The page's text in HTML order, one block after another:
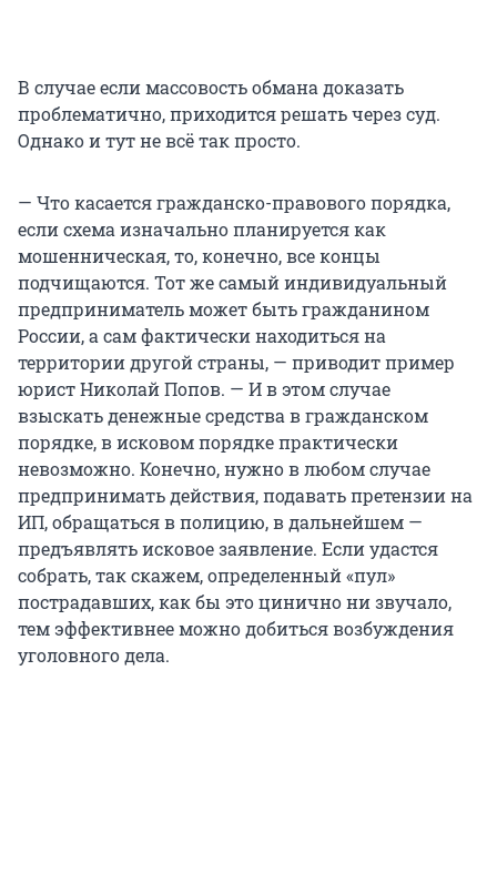
В случае если массовость обмана доказать
проблематично, приходится решать через суд.
Однако и тут не всё так просто.
— Что касается гражданско-правового порядка,
если схема изначально планируется как
мошенническая, то, конечно, все концы
подчищаются. Тот же самый индивидуальный
предприниматель может быть гражданином
России, а сам фактически находиться на
территории другой страны, — приводит пример
юрист Николай Попов. — И в этом случае
взыскать денежные средства в гражданском
порядке, в исковом порядке практически
невозможно. Конечно, нужно в любом случае
предпринимать действия, подавать претензии на
ИП, обращаться в полицию, в дальнейшем —
предъявлять исковое заявление. Если удастся
собрать, так скажем, определенный «пул»
пострадавших, как бы это цинично ни звучало,
тем эффективнее можно добиться возбуждения
уголовного дела.